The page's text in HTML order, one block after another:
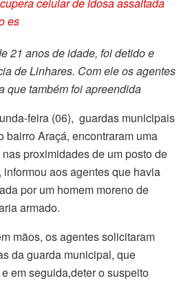
21 anos de idade, foi detido e
de Linhares. Com ele os agentes
que também foi apreendida
feira (06), guardas municipais
bairro Araçá, encontraram uma
proximidades de um posto de
aos agentes que havia
por um homem moreno de
armado.
mãos, os agentes solicitaram
da guarda municipal, que
em seguida,deter o suspeito